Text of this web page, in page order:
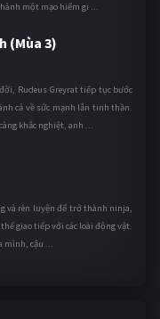
một mạo hiểm gi ...
(Mùa 3)
Rudeus Greyrat tiếp tục bước
cả về sức mạnh lẫn tinh thần.
khắc nghiệt, anh ...
và rèn luyện để trở thành ninja,
giao tiếp với các loài động vật.
mình, cậu ...